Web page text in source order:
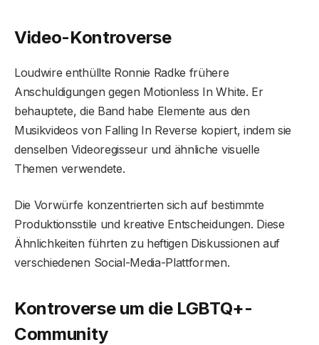
Video-Kontroverse
Loudwire enthüllte Ronnie Radke frühere
Anschuldigungen gegen Motionless In White. Er
behauptete, die Band habe Elemente aus den
Musikvideos von Falling In Reverse kopiert, indem sie
denselben Videoregisseur und ähnliche visuelle
Themen verwendete.
Die Vorwürfe konzentrierten sich auf bestimmte
Produktionsstile und kreative Entscheidungen. Diese
Ähnlichkeiten führten zu heftigen Diskussionen auf
verschiedenen Social-Media-Plattformen.
Kontroverse um die LGBTQ+-
Community